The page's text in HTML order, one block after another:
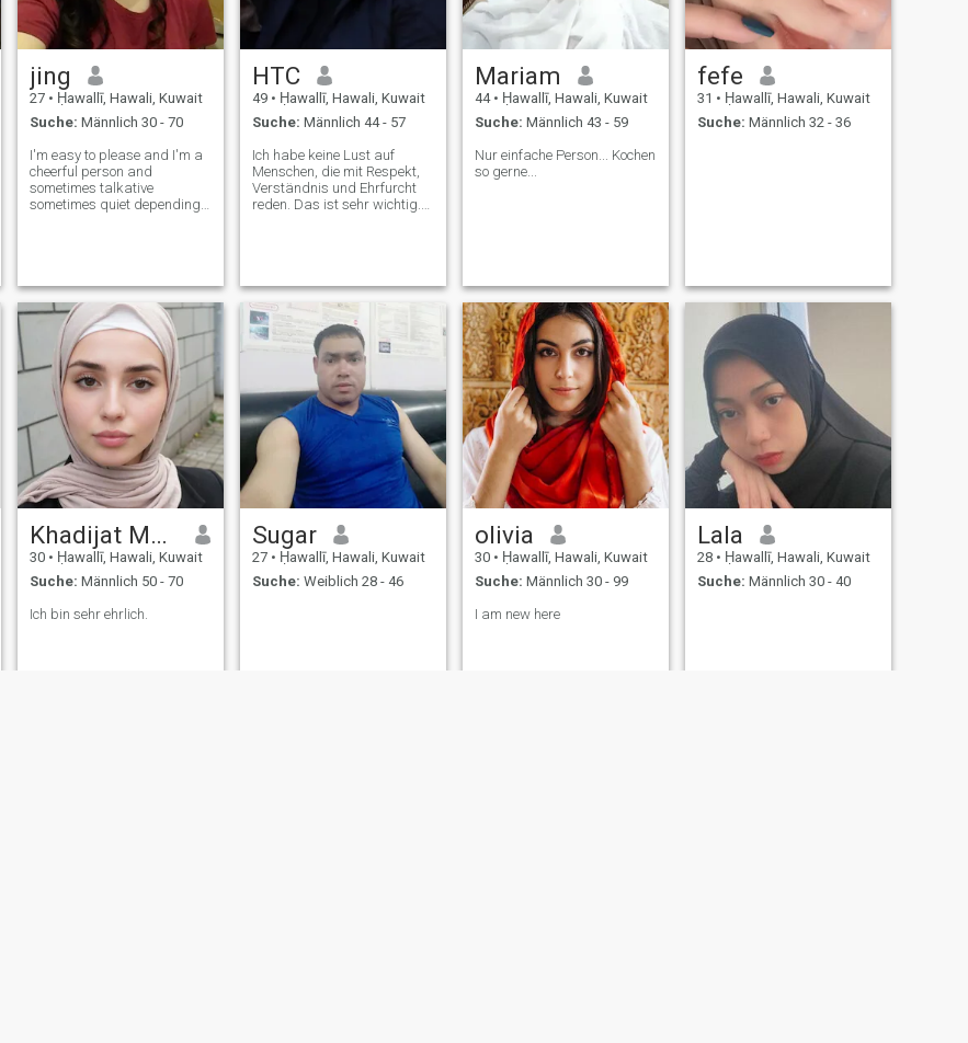
jing
27 • Ḥawallī, Hawali, Kuwait
Suche: Männlich 30 - 70
I'm easy to please and I'm a
cheerful person and
sometimes talkative
sometimes quiet depending
shy😁
HTC
49 • Ḥawallī, Hawali, Kuwait
Suche: Männlich 44 - 57
Ich habe keine Lust auf
Menschen, die mit Respekt,
Verständnis und Ehrfurcht
reden. Das ist sehr wichtig.
Mariam
44 • Ḥawallī, Hawali, Kuwait
Suche: Männlich 43 - 59
Nur einfache Person... Kochen
so gerne...
fefe
31 • Ḥawallī, Hawali, Kuwait
Suche: Männlich 32 - 36
Khadijat Muhammad
30 • Ḥawallī, Hawali, Kuwait
Suche: Männlich 50 - 70
Ich bin sehr ehrlich.
Sugar
27 • Ḥawallī, Hawali, Kuwait
Suche: Weiblich 28 - 46
olivia
30 • Ḥawallī, Hawali, Kuwait
Suche: Männlich 30 - 99
I am new here
Lala
28 • Ḥawallī, Hawali, Kuwait
Suche: Männlich 30 - 40